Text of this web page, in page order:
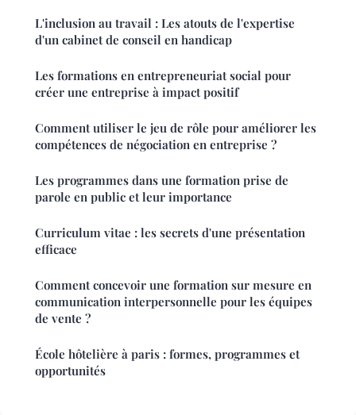
L'inclusion au travail : Les atouts de l'expertise
d'un cabinet de conseil en handicap
Les formations en entrepreneuriat social pour
créer une entreprise à impact positif
Comment utiliser le jeu de rôle pour améliorer les
compétences de négociation en entreprise ?
Les programmes dans une formation prise de
parole en public et leur importance
Curriculum vitae : les secrets d'une présentation
efficace
Comment concevoir une formation sur mesure en
communication interpersonnelle pour les équipes
de vente ?
École hôtelière à paris : formes, programmes et
opportunités